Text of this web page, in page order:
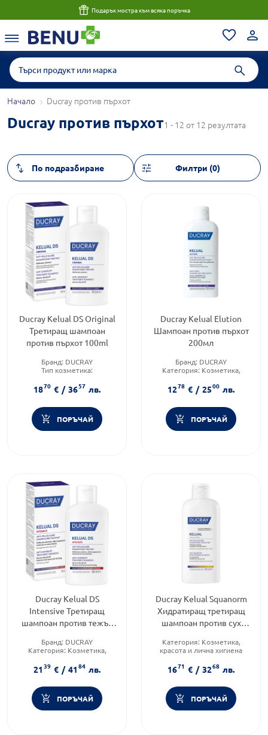
Подарък мостра към всяка поръчка
Начало Ducray против пърхот
Ducray против пърхот1 - 12 от 12 резултата
Филтри (0)
Ducray Kelual DS Original
Третиращ шампоан
против пърхот 100ml
Бранд: DUCRAY
Тип козметика:
Форма на продукта: шампоан
1870 € / 3657 лв.
ПОРЪЧАЙ
Ducray Kelual Elution
Шампоан против пърхот
200мл
Бранд: DUCRAY
Категория: Козметика,
Продуктова линия: Elution
1278 € / 2500 лв.
ПОРЪЧАЙ
Ducray Kelual DS
Intensive Третиращ
шампоан против тежък
Бранд: DUCRAY
Категория: Козметика,
Продуктова линия:Kelual
2139 € / 4184 лв.
ПОРЪЧАЙ
Ducray Kelual Squanorm
Хидратиращ третиращ
шампоан против сух
Категория: Козметика,
красота и лична хигиена
Тип коса:Пърхот
1671 € / 3268 лв.
ПОРЪЧАЙ